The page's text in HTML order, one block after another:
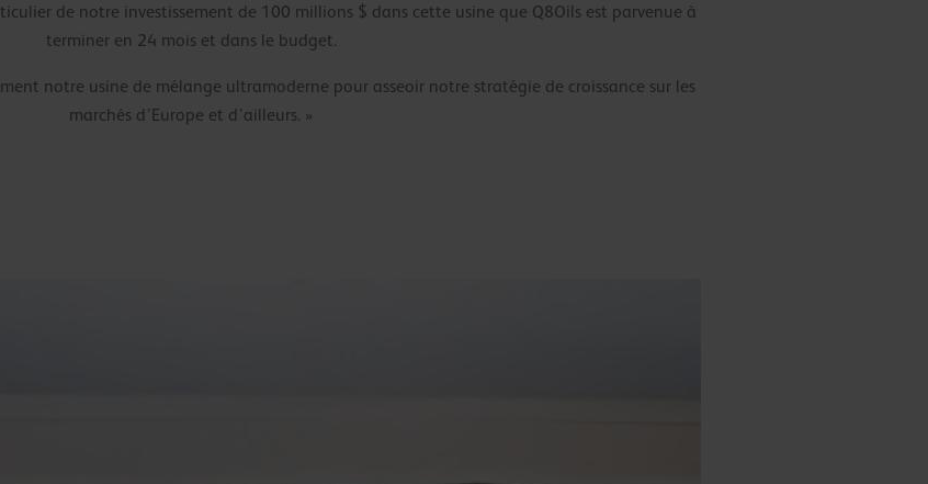
de notre investissement de 100 millions $ dans cette usine que Q8Oils est parvenue à
terminer en 24 mois et dans le budget.
notre usine de mélange ultramoderne pour asseoir notre stratégie de croissance sur les
marchés d’Europe et d’ailleurs. »